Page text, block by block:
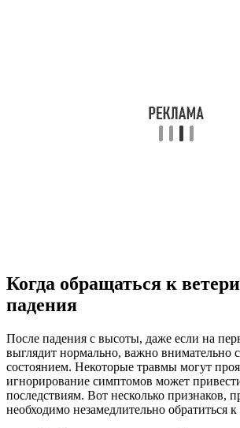
Когда обращаться к
падения
После падения с высоты, даже если на
выглядит нормально, важно внимательно
состоянием. Некоторые травмы могут
игнорирование симптомов может
последствиям. Вот несколько признаков,
необходимо незамедлительно обратиться к